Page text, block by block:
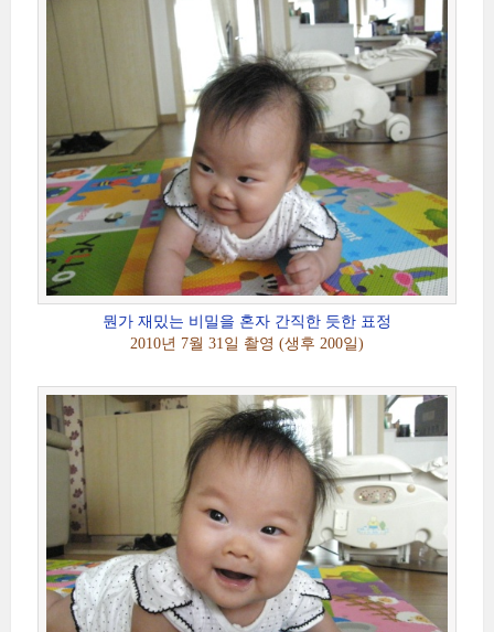
뭔가 재밌는 비밀을 혼자 간직한 듯한 표정
2010년 7월 31일 촬영 (생후 200일)